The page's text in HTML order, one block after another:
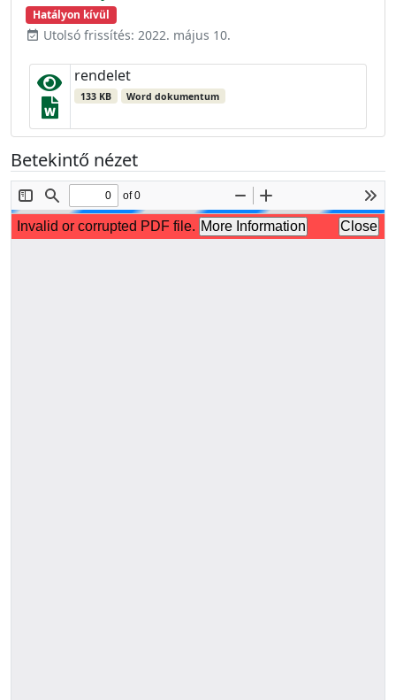
Hatályon kívül
event_available Utolsó frissítés: 2022. május 10.
rendelet
133 KB Word dokumentum
Betekintő nézet